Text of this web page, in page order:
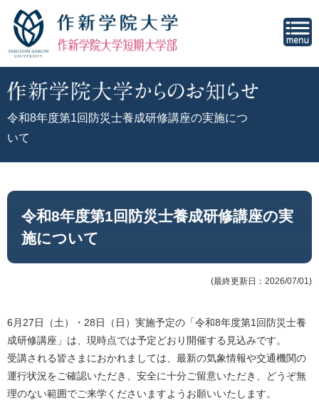
令和8年度第1回防災士養成研修講座の実施につ
いて
令和8年度第1回防災士養成研修講座の実
施について
(最終更新日：2026/07/01)
6月27日（土）・28日（日）実施予定の「令和8年度第1回防災士養
成研修講座」は、現時点では予定どおり開催する見込みです。
受講される皆さまにおかれましては、最新の気象情報や交通機関の
運行状況をご確認いただき、安全に十分ご留意いただき、どうぞ無
理のない範囲でご来学くださいますようお願いいたします。